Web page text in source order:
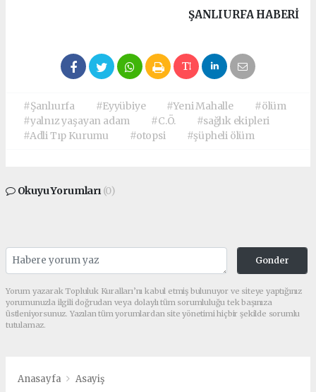
ŞANLIURFA HABERİ
#Şanlıurfa #Eyyübiye #Yeni Mahalle
#ölüm
#yalnız yaşayan adam
#C.Ö.
#sağlık ekipleri
#Adli Tıp Kurumu
#otopsi #şüpheli ölüm
Okuyu Yorumları (0)
Gonder
Yorum yazarak Topluluk Kuralları’nı kabul etmiş bulunuyor ve siteye yaptığınız
yorumunuzla ilgili doğrudan veya dolaylı tüm sorumluluğu tek başınıza
üstleniyorsunuz. Yazılan tüm yorumlardan site yönetimi hiçbir şekilde sorumlu
tutulamaz.
Anasayfa Asayiş